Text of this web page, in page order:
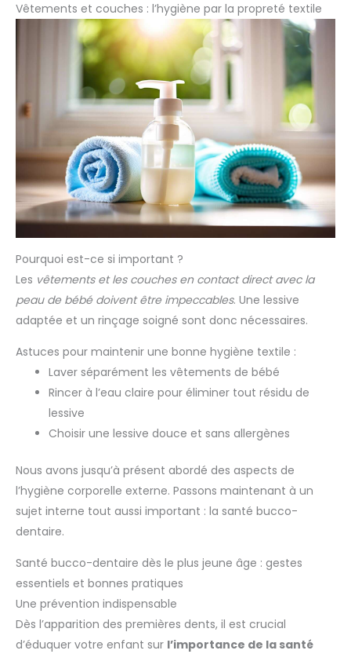
Vêtements et couches : l’hygiène par la propreté textile
Pourquoi est-ce si important ?
Les vêtements et les couches en contact direct avec la
peau de bébé doivent être impeccables. Une lessive
adaptée et un rinçage soigné sont donc nécessaires.
Astuces pour maintenir une bonne hygiène textile :
Laver séparément les vêtements de bébé
Rincer à l’eau claire pour éliminer tout résidu de
lessive
Choisir une lessive douce et sans allergènes
Nous avons jusqu’à présent abordé des aspects de
l’hygiène corporelle externe. Passons maintenant à un
sujet interne tout aussi important : la santé bucco-
dentaire.
Santé bucco-dentaire dès le plus jeune âge : gestes
essentiels et bonnes pratiques
Une prévention indispensable
Dès l’apparition des premières dents, il est crucial
d’éduquer votre enfant sur l’importance de la santé